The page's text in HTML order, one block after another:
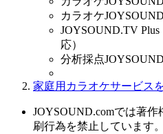
カラオケ
JOYSOUND.TV
応）
分析採点
家庭用カラオケサービス
JOYSOUND.comでは著
刷行為を禁止しています。